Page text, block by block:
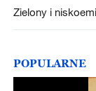
Zielony i
POPULARNE